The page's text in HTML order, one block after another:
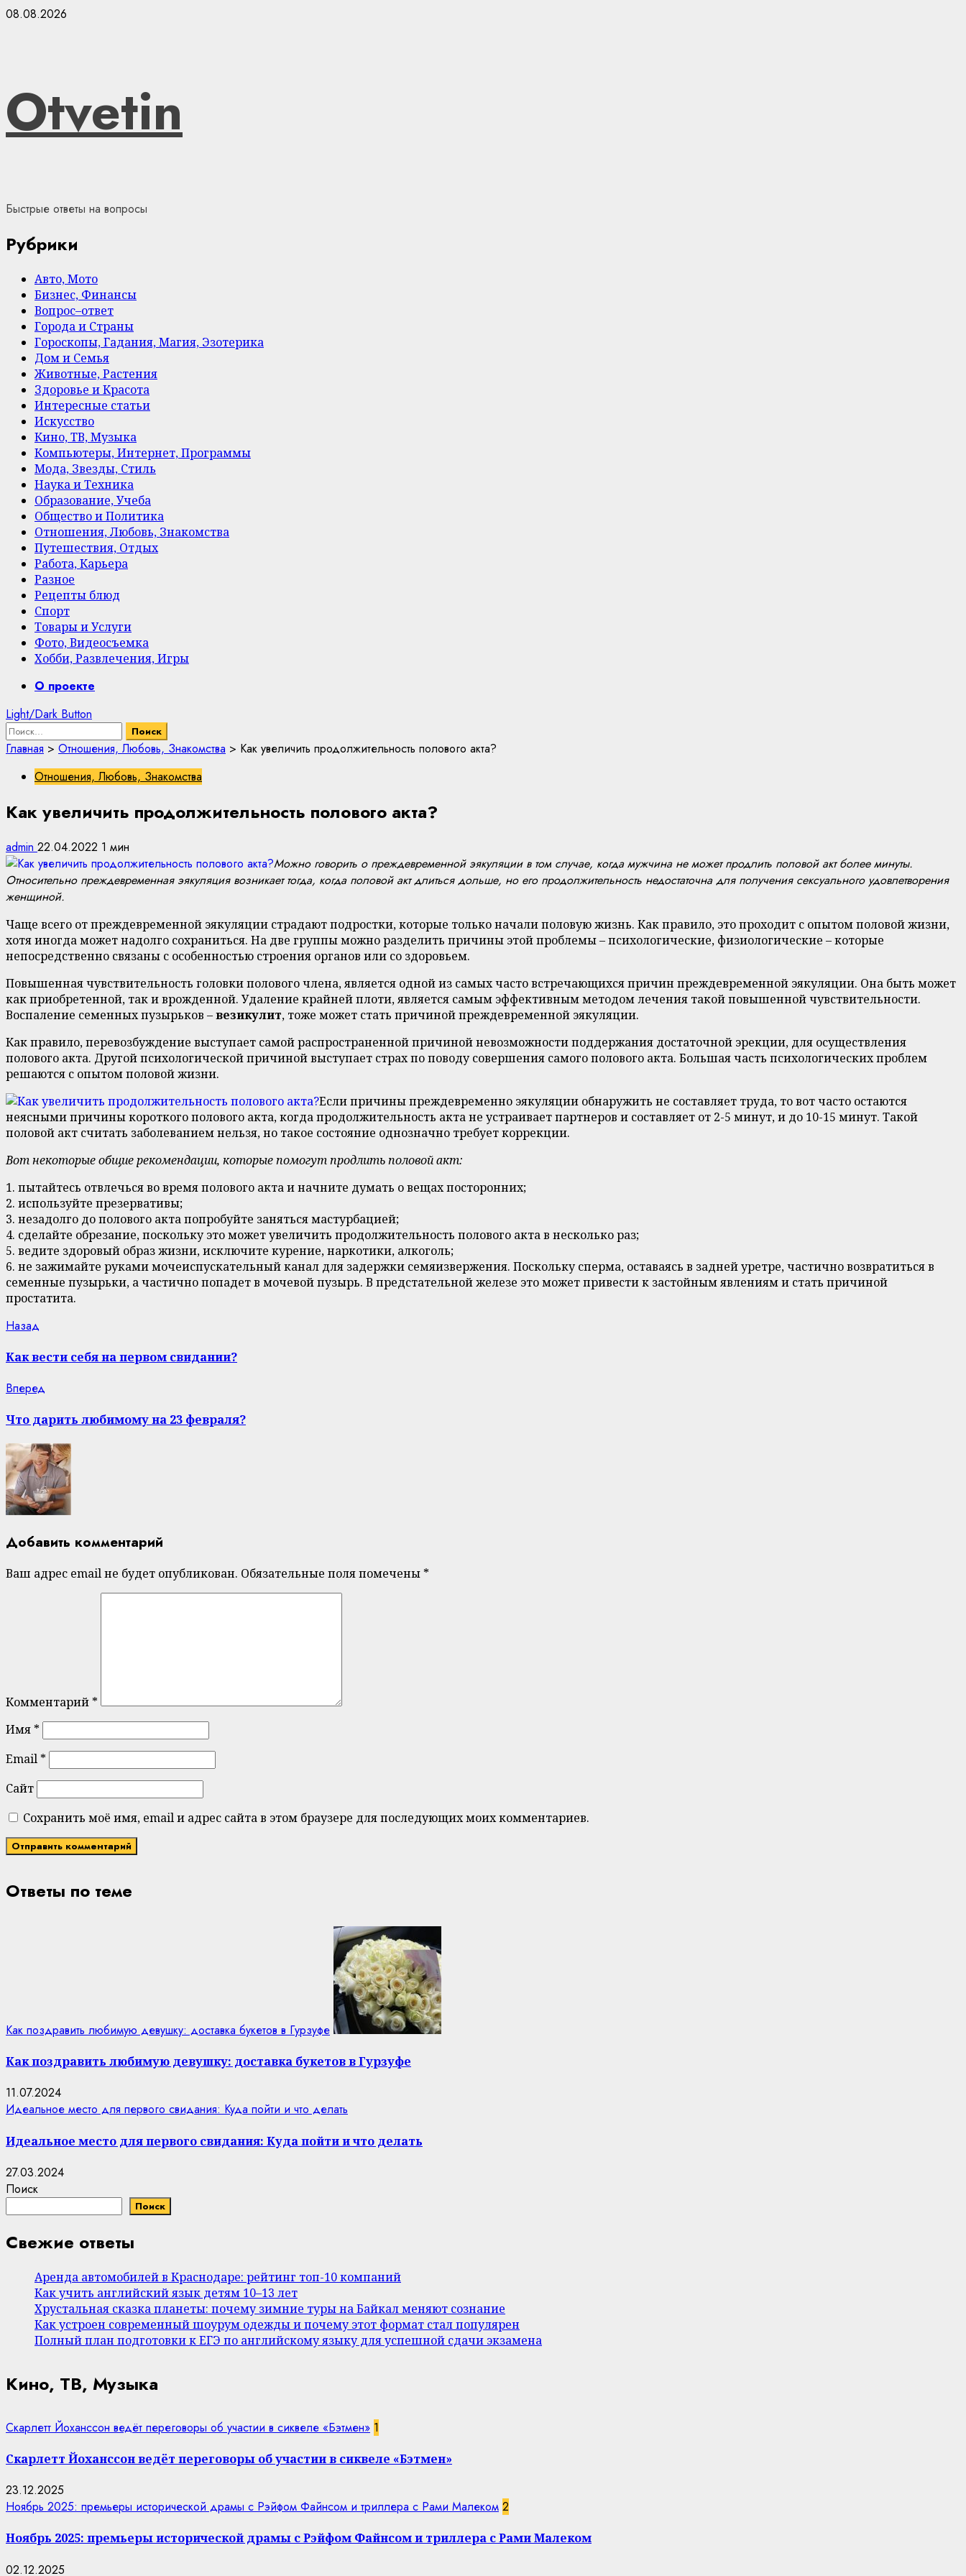
Skip
08.08.2026
Otvetin
Быстрые ответы на вопросы
Рубрики
Авто, Мото
Бизнес, Финансы
Вопрос–ответ
Города и Страны
Гороскопы, Гадания, Магия, Эзотерика
Дом и Семья
Животные, Растения
Здоровье и Красота
Интересные статьи
Искусство
Кино, ТВ, Музыка
Компьютеры, Интернет, Программы
Мода, Звезды, Стиль
Наука и Техника
Образование, Учеба
Общество и Политика
Отношения, Любовь, Знакомства
Путешествия, Отдых
Работа, Карьера
Разное
Рецепты блюд
Спорт
Товары и Услуги
Фото, Видеосъемка
Хобби, Развлечения, Игры
PrimaryО проекте
Light/Dark Button
Найти:
Главная > Отношения, Любовь, Знакомства > Как увеличить продолжительность полового акта?
Отношения, Любовь, Знакомства
Как увеличить продолжительность полового акта?
admin 22.04.2022 1 мин
Можно говорить о преждевременной эякуляции в том случае, когда мужчина не может продлить половой акт более минуты.
Относительно преждевременная эякуляция возникает тогда, когда половой акт длиться дольше, но его продолжительность недостаточна для получения сексуального удовлетворения
женщиной.
Чаще всего от преждевременной эякуляции страдают подростки, которые только начали половую жизнь. Как правило, это проходит с опытом половой жизни,
хотя иногда может надолго сохраниться. На две группы можно разделить причины этой проблемы – психологические, физиологические – которые
непосредственно связаны с особенностью строения органов или со здоровьем.
Повышенная чувствительность головки полового члена, является одной из самых часто встречающихся причин преждевременной эякуляции. Она быть может
как приобретенной, так и врожденной. Удаление крайней плоти, является самым эффективным методом лечения такой повышенной чувствительности.
Воспаление семенных пузырьков –везикулит, тоже может стать причиной преждевременной эякуляции.
Как правило, перевозбуждение выступает самой распространенной причиной невозможности поддержания достаточной эрекции, для осуществления
полового акта. Другой психологической причиной выступает страх по поводу совершения самого полового акта. Большая часть психологических проблем
решаются с опытом половой жизни.
Если причины преждевременно эякуляции обнаружить не составляет труда, то вот часто остаются
неясными причины короткого полового акта, когда продолжительность акта не устраивает партнеров и составляет от 2-5 минут, и до 10-15 минут. Такой
половой акт считать заболеванием нельзя, но такое состояние однозначно требует коррекции.
Вот некоторые общие рекомендации, которые помогут продлить половой акт:
1. пытайтесь отвлечься во время полового акта и начните думать о вещах посторонних;
2. используйте презервативы;
3. незадолго до полового акта попробуйте заняться мастурбацией;
4. сделайте обрезание, поскольку это может увеличить продолжительность полового акта в несколько раз;
5. ведите здоровый образ жизни, исключите курение, наркотики, алкоголь;
6. не зажимайте руками мочеиспускательный канал для задержки семяизвержения. Поскольку сперма, оставаясь в задней уретре, частично возвратиться в
семенные пузырьки, а частично попадет в мочевой пузырь. В предстательной железе это может привести к застойным явлениям и стать причиной
простатита.
Continue
Reading
Назад
Как вести себя на первом свидании?
Вперед
Что дарить любимому на 23 февраля?
Добавить комментарий
Ваш адрес email не будет опубликован. Обязательные поля помечены *
Комментарий *
Имя *
Email *
Сайт
Сохранить моё имя, email и адрес сайта в этом браузере для последующих моих комментариев.
Ответы по теме
Как поздравить любимую девушку: доставка букетов в Гурзуфе
Как поздравить любимую девушку: доставка букетов в Гурзуфе
11.07.2024
Идеальное место для первого свидания: Куда пойти и что делать
Идеальное место для первого свидания: Куда пойти и что делать
27.03.2024
Поиск
Поиск
Свежие ответы
Аренда автомобилей в Краснодаре: рейтинг топ-10 компаний
Как учить английский язык детям 10–13 лет
Хрустальная сказка планеты: почему зимние туры на Байкал меняют сознание
Как устроен современный шоурум одежды и почему этот формат стал популярен
Полный план подготовки к ЕГЭ по английскому языку для успешной сдачи экзамена
Кино, ТВ, Музыка
Скарлетт Йоханссон ведёт переговоры об участии в сиквеле «Бэтмен» 1
Скарлетт Йоханссон ведёт переговоры об участии в сиквеле «Бэтмен»
23.12.2025
Ноябрь 2025: премьеры исторической драмы с Рэйфом Файнсом и триллера с Рами Малеком 2
Ноябрь 2025: премьеры исторической драмы с Рэйфом Файнсом и триллера с Рами Малеком
02.12.2025